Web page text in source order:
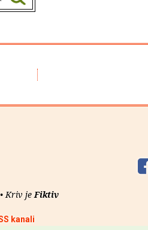
Kriv je Fiktiv
kanali